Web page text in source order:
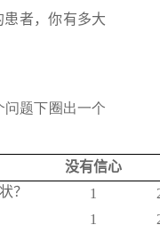
者，你有多大
问题下圈出一个
没有信心
？
1
1